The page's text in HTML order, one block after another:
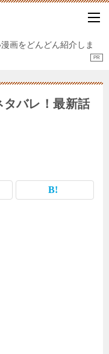
画をどんどん紹介しま
バレ！最新話